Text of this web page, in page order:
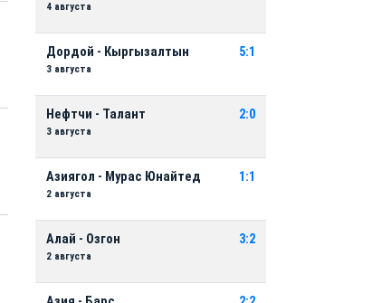
4 августа
Дордой - Кыргызалтын
3 августа
5:1
Нефтчи - Талант
3 августа
2:0
Азиягол - Мурас Юнайтед
2 августа
1:1
Алай - Озгон
2 августа
3:2